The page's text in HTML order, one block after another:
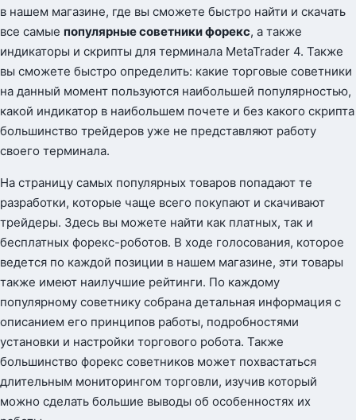
в нашем магазине, где вы сможете быстро найти и скачать
все самые популярные советники форекс, а также
индикаторы и скрипты для терминала MetaTrader 4. Также
вы сможете быстро определить: какие торговые советники
на данный момент пользуются наибольшей популярностью,
какой индикатор в наибольшем почете и без какого скрипта
большинство трейдеров уже не представляют работу
своего терминала.
На страницу самых популярных товаров попадают те
разработки, которые чаще всего покупают и скачивают
трейдеры. Здесь вы можете найти как платных, так и
бесплатных форекс-роботов. В ходе голосования, которое
ведется по каждой позиции в нашем магазине, эти товары
также имеют наилучшие рейтинги. По каждому
популярному советнику собрана детальная информация с
описанием его принципов работы, подробностями
установки и настройки торгового робота. Также
большинство форекс советников может похвастаться
длительным мониторингом торговли, изучив который
можно сделать большие выводы об особенностях их